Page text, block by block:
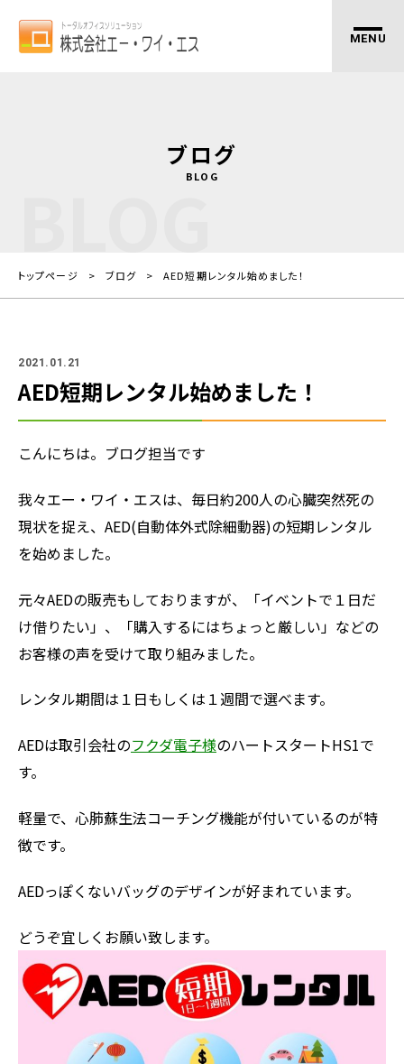
ブログ
BLOG
トップページ ブログ AED短期レンタル始めました！
2021.01.21
AED短期レンタル始めました！
こんにちは。ブログ担当です
我々エー・ワイ・エスは、毎日約200人の心臓突然死の
現状を捉え、AED(自動体外式除細動器)の短期レンタル
を始めました。
元々AEDの販売もしておりますが、「イベントで１日だ
け借りたい」、「購入するにはちょっと厳しい」などの
お客様の声を受けて取り組みました。
レンタル期間は１日もしくは１週間で選べます。
AEDは取引会社のフクダ電子様のハートスタートHS1で
す。
軽量で、心肺蘇生法コーチング機能が付いているのが特
徴です。
AEDっぽくないバッグのデザインが好まれています。
どうぞ宜しくお願い致します。